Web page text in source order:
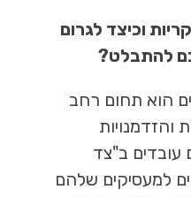
וכיצד לגרום
להתבלט?
הוא תחום רחב
והזדמנויות
עובדים ב"צד
למעסיקים שלהם